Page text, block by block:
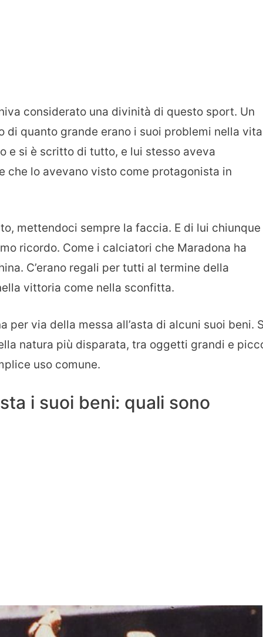
considerato una divinità di questo sport. Un
di quanto grande erano i suoi problemi nella
e si è scritto di tutto, e lui stesso aveva
che lo avevano visto come protagonista in
mettendoci sempre la faccia. E di lui chiunque
ricordo. Come i calciatori che Maradona ha
C’erano regali per tutti al termine della
vittoria come nella sconfitta.
per via della messa all’asta di alcuni suoi beni.
natura più disparata, tra oggetti grandi e
uso comune.
i suoi beni: quali sono